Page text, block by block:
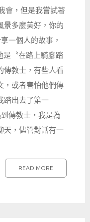
，但是我嘗試著
景多麼美好，你的
一個人的故事，
是〝在路上騎腳踏
傳教士，有些人看
，或者害怕他們傳
踏出去了第一
傳教士，我是為
天，儘管對話有一
READ MORE